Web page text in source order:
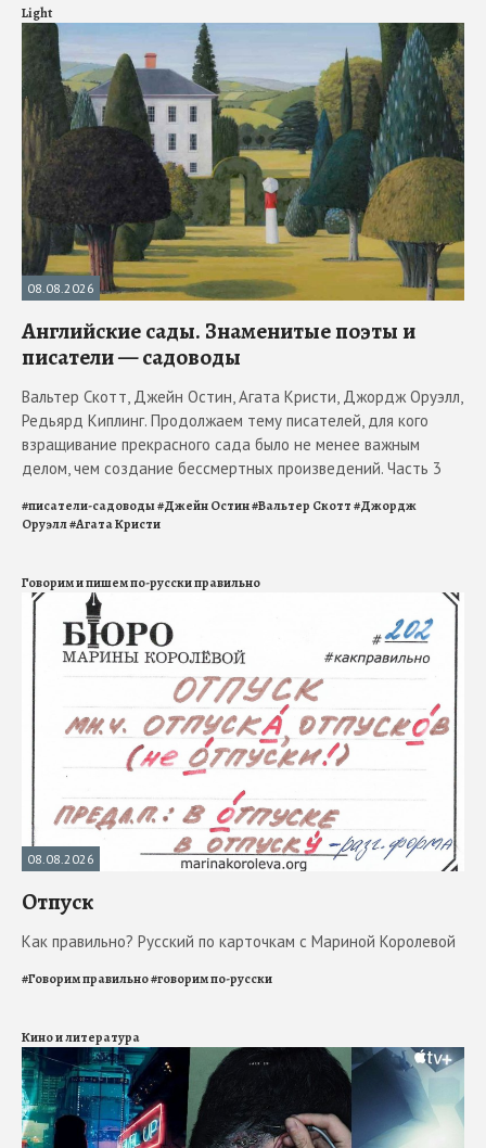
Light
08.08.2026
Английские сады. Знаменитые поэты и
писатели — садоводы
Вальтер Скотт, Джейн Остин, Агата Кристи, Джордж Оруэлл,
Редьярд Киплинг. Продолжаем тему писателей, для кого
взращивание прекрасного сада было не менее важным
делом, чем создание бессмертных произведений. Часть 3
#писатели-садоводы#Джейн Остин#Вальтер Скотт#Джордж
Оруэлл#Агата Кристи
Говорим и пишем по-русски правильно
08.08.2026
Отпуск
Как правильно? Русский по карточкам с Мариной Королевой
#Говорим правильно#говорим по-русски
Кино и литература